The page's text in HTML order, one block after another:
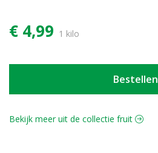
€ 4,99 1 kilo
Bestellen
Bekijk meer uit de collectie fruit